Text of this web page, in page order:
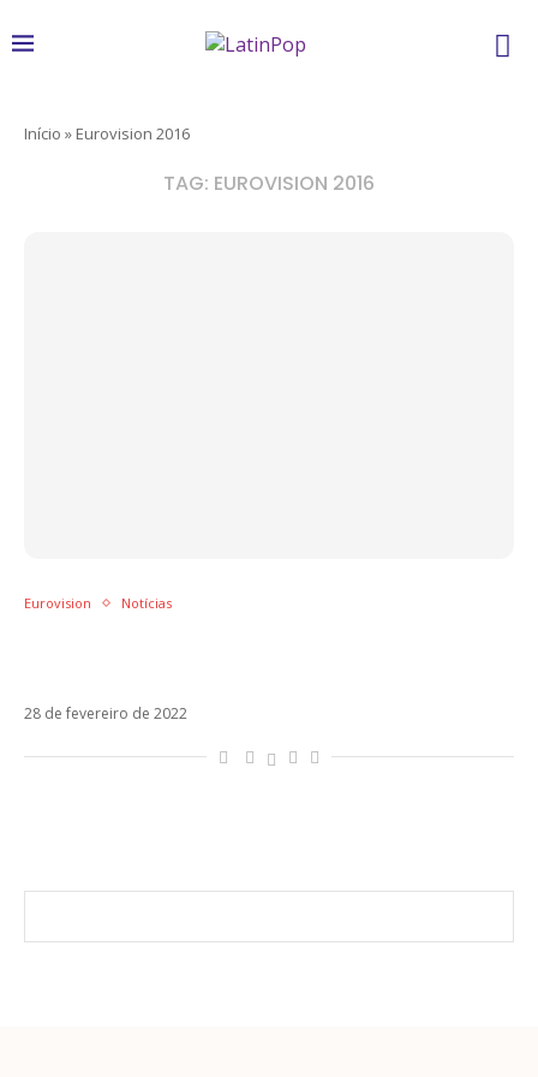
Início » Eurovision 2016
TAG: EUROVISION 2016
Eurovision Notícias
28 de fevereiro de 2022